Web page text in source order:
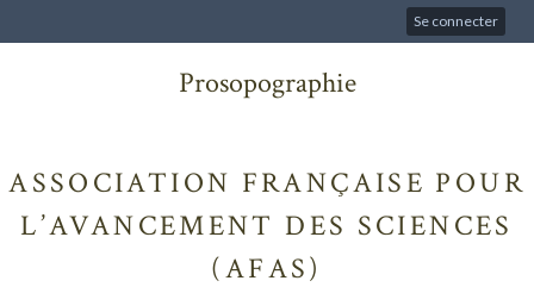
Se connecter
Prosopographie
ASSOCIATION FRANÇAISE POUR
L’AVANCEMENT DES SCIENCES
(AFAS)